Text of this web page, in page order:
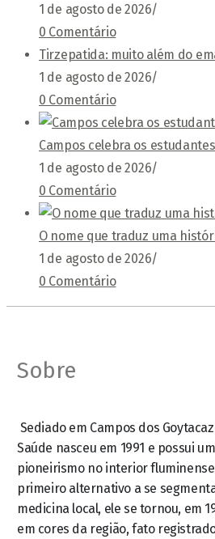
1 de agosto de 2026/
0 Comentário
Tirzepatida: muito além do
1 de agosto de 2026/
0 Comentário
Campos celebra os
1 de agosto de 2026/
0 Comentário
O nome que traduz uma
1 de agosto de 2026/
0 Comentário
Sobre
Sediado em Campos dos
Saúde nasceu em 1991 e possui
pioneirismo no interior
primeiro alternativo a se
medicina local, ele se tornou, em
em cores da região, fato